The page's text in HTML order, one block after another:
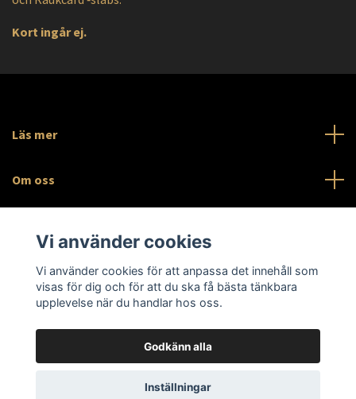
Kort ingår ej.
Läs mer
Om oss
Org.nr 559546-3091
© 2026 Slabnest AB
Vi använder cookies
Vi använder cookies för att anpassa det innehåll som
visas för dig och för att du ska få bästa tänkbara
upplevelse när du handlar hos oss.
Godkänn alla
Inställningar